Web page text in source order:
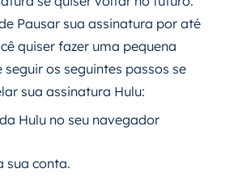
Pausar sua assinatura por até
quiser fazer uma pequena
seguir os seguintes passos se
sua assinatura Hulu:
Hulu no seu navegador
sua conta.